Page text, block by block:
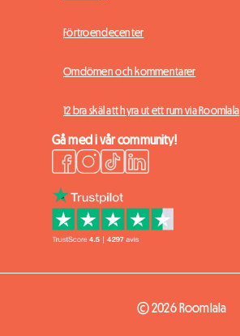
Förtroendecenter
Omdömen och kommentarer
12 bra skäl att hyra ut ett rum via Roomlala
Gå med i vår community!
© 2026 Roomlala